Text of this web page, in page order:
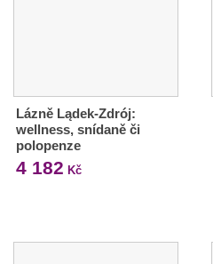
Lázně Lądek-Zdrój:
wellness, snídaně či
polopenze
4 182 Kč